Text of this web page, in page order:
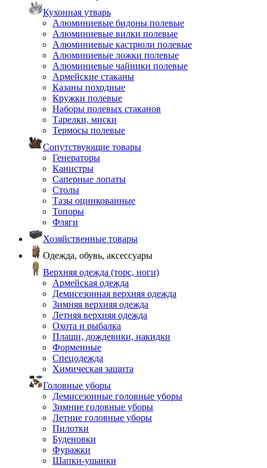
Кухонная утварь
Алюминиевые бидоны полевые
Алюминиевые вилки полевые
Алюминиевые кастрюли полевые
Алюминиевые ложки полевые
Алюминиевые чайники полевые
Армейские стаканы
Казаны походные
Кружки полевые
Наборы полевых стаканов
Тарелки, миски
Термосы полевые
Сопутствующие товары
Генераторы
Канистры
Саперные лопаты
Столы
Тазы оцинкованные
Топоры
Фляги
Хозяйственные товары
Одежда, обувь, аксессуары
Верхняя одежда (торс, ноги)
Армейская одежда
Демисезонная верхняя одежда
Зимняя верхняя одежда
Летняя верхняя одежда
Охота и рыбалка
Плащи, дождевики, накидки
Форменные
Спецодежда
Химическая защита
Головные уборы
Демисезонные головные уборы
Зимние головные уборы
Летние головные уборы
Пилотки
Буденовки
Фуражки
Шапки-ушанки